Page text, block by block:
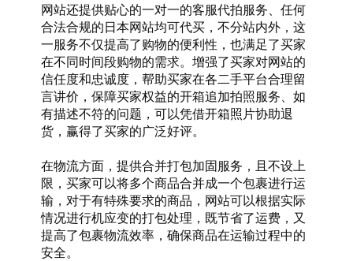
网站还提供贴心的一对一的客服代拍服务、任何
合法合规的日本网站均可代买，不分站内外，这
一服务不仅提高了购物的便利性，也满足了买家
在不同时间段购物的需求。增强了买家对网站的
信任度和忠诚度，帮助买家在各二手平台合理留
言讲价，保障买家权益的开箱追加拍照服务、如
有描述不符的问题，可以凭借开箱照片协助退
货，赢得了买家的广泛好评。
在物流方面，提供合并打包加固服务，且不设上
限，买家可以将多个商品合并成一个包裹进行运
输，对于有特殊要求的商品，网站可以根据实际
情况进行机应变的打包处理，既节省了运费，又
提高了包裹物流效率，确保商品在运输过程中的
安全。